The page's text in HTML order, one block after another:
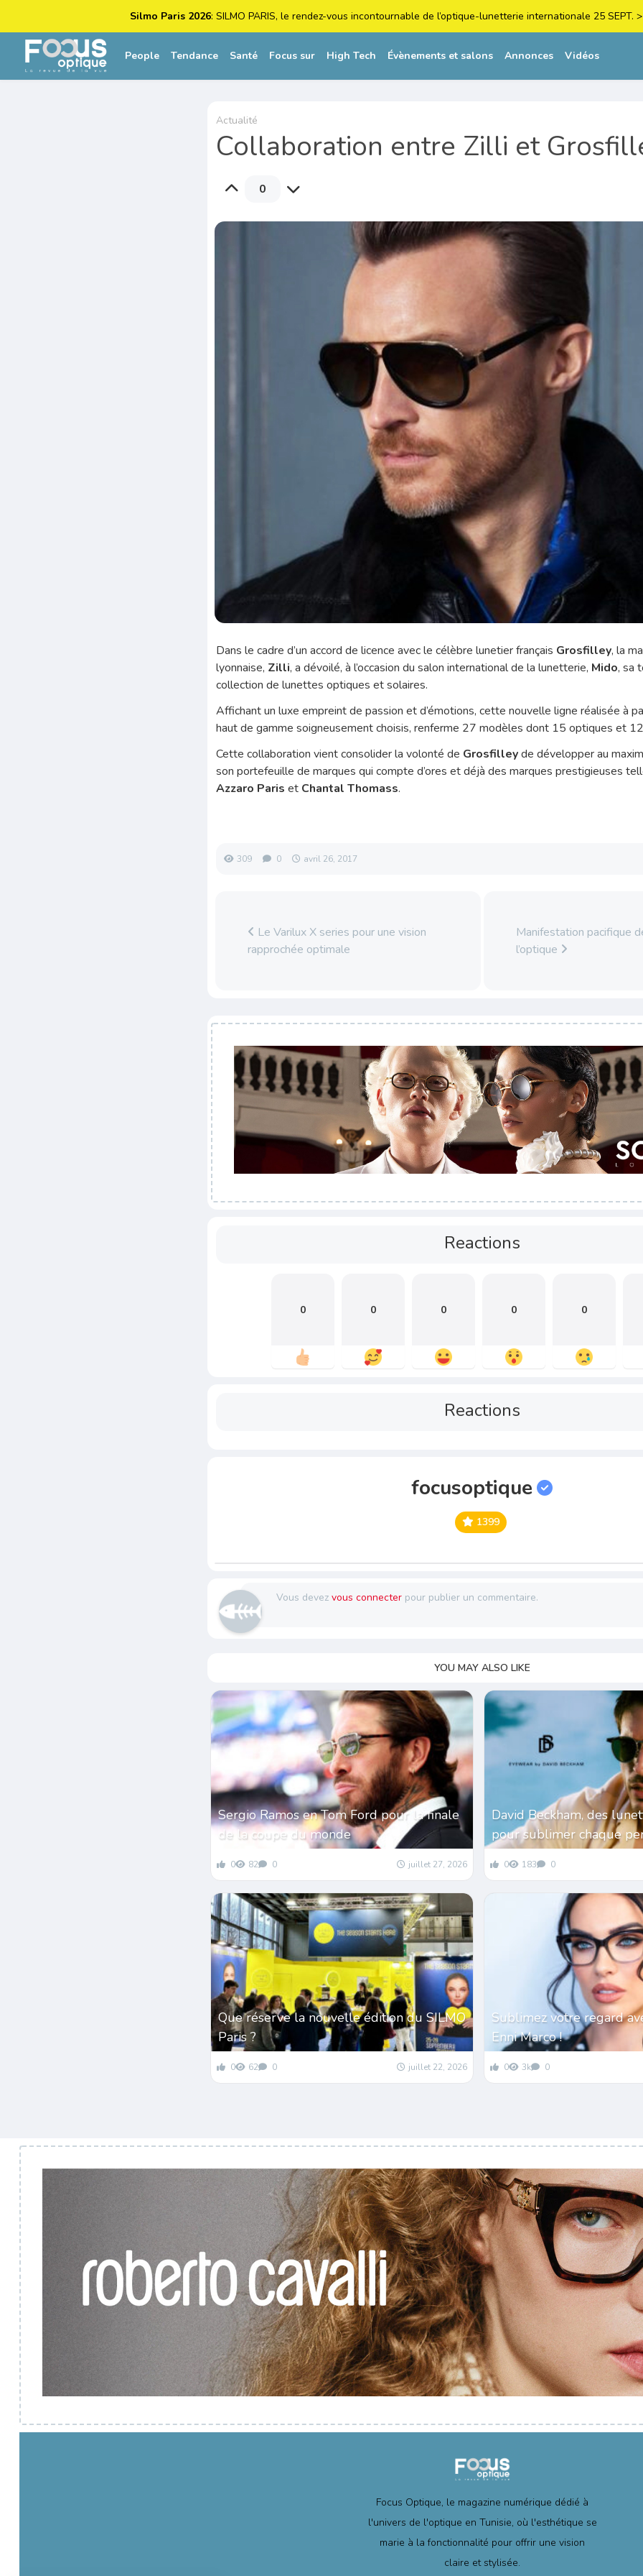
Silmo Paris 2026: SILMO PARIS, le rendez-vous incontournable de l’optique-lunetterie internationale 25 SEPT. >
People Tendance Santé Focus sur High Tech Évènements et salons Annonces Vidéos
Actualité
Collaboration entre Zilli et
0
Dans le cadre d’un accord de licence avec le célèbre lunetier français Grosfilley, la
lyonnaise, Zilli, a dévoilé, à l’occasion du salon international de la lunetterie, Mido, sa
collection de lunettes optiques et solaires.
Affichant un luxe empreint de passion et d’émotions, cette nouvelle ligne réalisée à
haut de gamme soigneusement choisis, renferme 27 modèles dont 15 optiques et
Cette collaboration vient consolider la volonté de Grosfilleyde développer au
son portefeuille de marques qui compte d’ores et déjà des marques prestigieuses
Azzaro Paris et Chantal Thomass.
309 0 avril 26, 2017
Le Varilux X series pour une vision
rapprochée optimale
Manifestation pacifique
l’optique
Reactions
0 0 0 0 0
Reactions
focusoptique
1399
Vous devezvous connecter pour publier un commentaire.
YOU MAY ALSO LIKE
Sergio Ramos en Tom Ford pour la finale
de la coupe du monde
0 82 0 juillet 27, 2026
David Beckham, des
pour sublimer chaque
0 183 0
Que réserve la nouvelle édition du SILMO
Paris ?
0 62 0 juillet 22, 2026
Sublimez votre regard
Enni Marco !
0 3k 0
Focus Optique, le magazine numérique dédié à
l'univers de l'optique en Tunisie, où l'esthétique se
marie à la fonctionnalité pour offrir une vision
claire et stylisée.